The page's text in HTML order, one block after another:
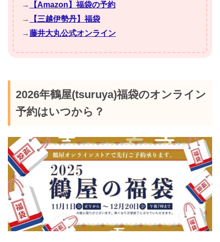
→
【Amazon】福袋の予約
→
【三越伊勢丹】福袋
→藤井大丸公式オンライン
2026年鶴屋(tsuruya)福袋のオンライン
予約はいつから？